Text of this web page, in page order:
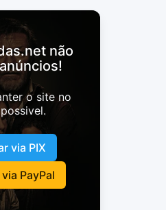
não
o site no
via PIX
PayPal